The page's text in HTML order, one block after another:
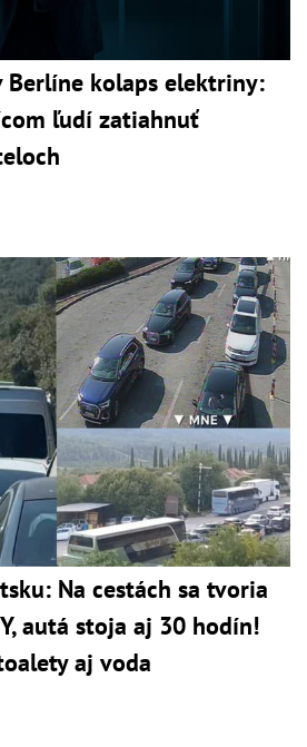
Berlíne kolaps elektriny:
ľudí zatiahnuť
Na cestách sa tvoria
autá stoja aj 30 hodín!
aj voda